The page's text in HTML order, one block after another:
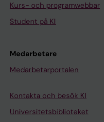
Kurs- och programwebbar
Student på KI
Medarbetare
Medarbetarportalen
Kontakta och besök KI
Universitetsbiblioteket